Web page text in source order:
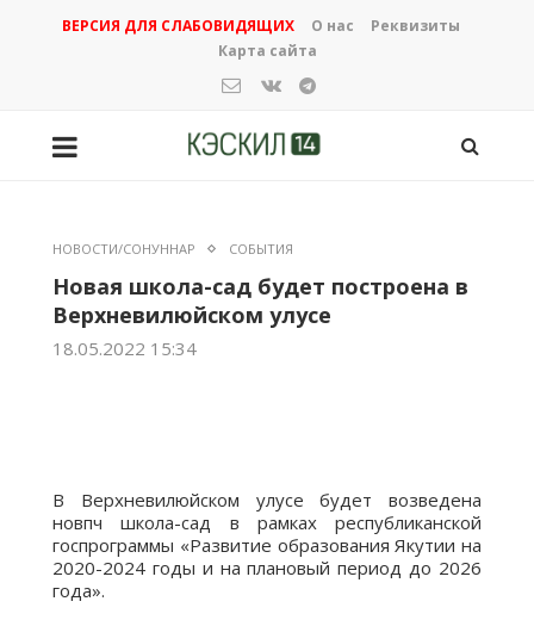
ВЕРСИЯ ДЛЯ СЛАБОВИДЯЩИХ О нас
Реквизиты
Карта сайта
НОВОСТИ/СОНУННАР СОБЫТИЯ
Новая школа-сад будет построена в
Верхневилюйском улусе
18.05.2022 15:34
В Верхневилюйском улусе будет возведена
новпч школа-сад в рамках республиканской
госпрограммы «Развитие образования Якутии на
2020-2024 годы и на плановый период до 2026
года».